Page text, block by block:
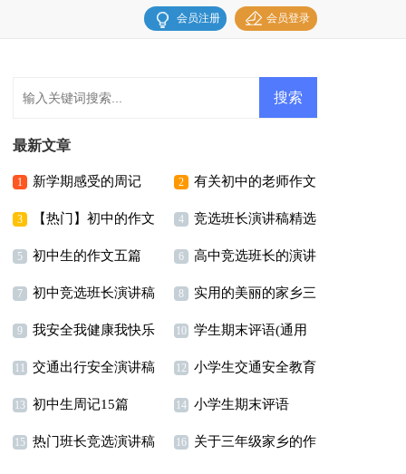
会员登录
会员注册
最新文章
1 新学期感受的周记 2 有关初中的老师作文
3篇
3 【热门】初中的作文
300字汇编八篇
4 竞选班长演讲稿精选
15篇
5 初中生的作文五篇 6 高中竞选班长的演讲
稿
7 初中竞选班长演讲稿 8 实用的美丽的家乡三
年级作文300字四篇
9 我安全我健康我快乐
演讲稿11篇
10 学生期末评语(通用
15篇)
11 交通出行安全演讲稿 12 小学生交通安全教育
演讲稿11篇
13 初中生周记15篇 14 小学生期末评语
【荐】
15 热门班长竞选演讲稿 16 关于三年级家乡的作